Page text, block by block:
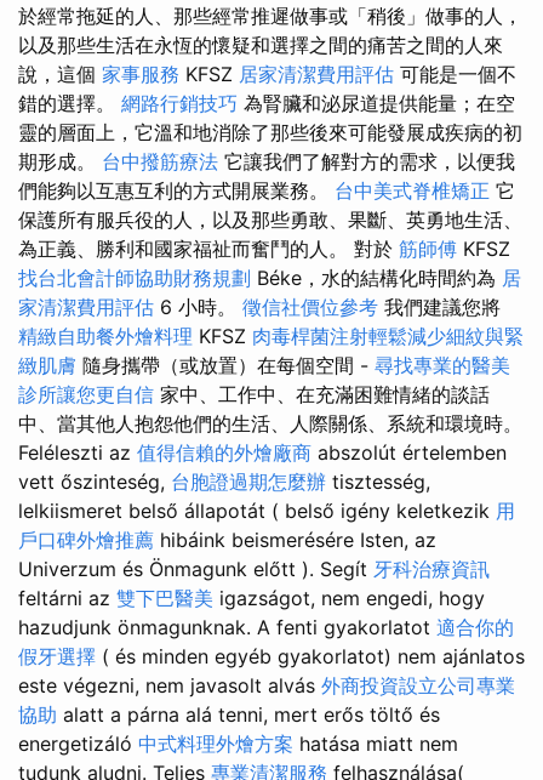
於經常拖延的人、那些經常推遲做事或「稍後」做事的人，
以及那些生活在永恆的懷疑和選擇之間的痛苦之間的人來
說，這個 家事服務 KFSZ 居家清潔費用評估 可能是一個不
錯的選擇。 網路行銷技巧 為腎臟和泌尿道提供能量；在空
靈的層面上，它溫和地消除了那些後來可能發展成疾病的初
期形成。 台中撥筋療法 它讓我們了解對方的需求，以便我
們能夠以互惠互利的方式開展業務。 台中美式脊椎矯正 它
保護所有服兵役的人，以及那些勇敢、果斷、英勇地生活、
為正義、勝利和國家福祉而奮鬥的人。 對於 筋師傅 KFSZ
找台北會計師協助財務規劃 Béke，水的結構化時間約為 居
家清潔費用評估 6 小時。 徵信社價位參考 我們建議您將
精緻自助餐外燴料理 KFSZ 肉毒桿菌注射輕鬆減少細紋與緊
緻肌膚 隨身攜帶（或放置）在每個空間 - 尋找專業的醫美
診所讓您更自信 家中、工作中、在充滿困難情緒的談話
中、當其他人抱怨他們的生活、人際關係、系統和環境時。
Feléleszti az 值得信賴的外燴廠商 abszolút értelemben
vett őszinteség, 台胞證過期怎麼辦 tisztesség,
lelkiismeret belső állapotát ( belső igény keletkezik 用
戶口碑外燴推薦 hibáink beismerésére Isten, az
Univerzum és Önmagunk előtt ). Segít 牙科治療資訊
feltárni az 雙下巴醫美 igazságot, nem engedi, hogy
hazudjunk önmagunknak. A fenti gyakorlatot 適合你的
假牙選擇 ( és minden egyéb gyakorlatot) nem ajánlatos
este végezni, nem javasolt alvás 外商投資設立公司專業
協助 alatt a párna alá tenni, mert erős töltő és
energetizáló 中式料理外燴方案 hatása miatt nem
tudunk aludni. Teljes 專業清潔服務 felhasználása(